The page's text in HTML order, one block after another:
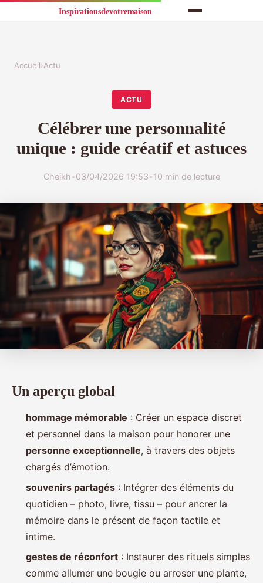
Accueil›Actu
ACTU
Célébrer une personnalité
unique : guide créatif et astuces
Cheikh•03/04/2026 19:53•10 min de lecture
Un aperçu global
hommage mémorable : Créer un espace discret
et personnel dans la maison pour honorer une
personne exceptionnelle, à travers des objets
chargés d’émotion.
souvenirs partagés : Intégrer des éléments du
quotidien – photo, livre, tissu – pour ancrer la
mémoire dans le présent de façon tactile et
intime.
gestes de réconfort : Instaurer des rituels simples
comme allumer une bougie ou arroser une plante,